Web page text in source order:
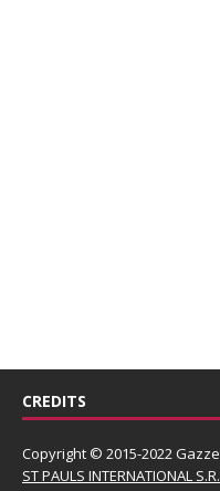
CREDITS
Copyright © 2015-2022
ST PAULS INTERNATIONAL